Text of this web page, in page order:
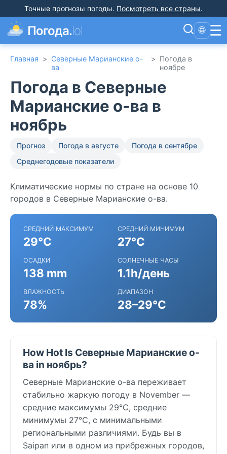
Точные прогнозы погоды. Посмотреть все страны.
Погода.lol 🌐 ☰
Главная > Северные Марианские о-
ва
> Погода в
ноябре
Погода в Северные
Марианские о-ва в
ноябрь
Прогноз Погода в августе
Погода в сентябре
Среднегодовые показатели
Климатические нормы по стране на основе 10
городов в Северные Марианские о-ва.
СРЕДНИЙ МАКСИМУМ
29°C
СРЕДНИЙ МИНИМУМ
27°C
ОСАДКИ
138 mm
СОЛНЕЧНЫЕ ЧАСЫ
1.1h/день
ВЛАЖНОСТЬ
78%
ДИАПАЗОН
28–29°C
How Hot Is Северные Марианские о-
ва in ноябрь?
Северные Марианские о-ва переживает
стабильно жаркую погоду в November —
средние максимумы 29°C, средние
минимумы 27°C, с минимальными
региональными различиями. Будь вы в
Saipan или в одном из прибрежных городов,